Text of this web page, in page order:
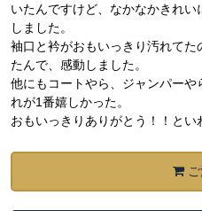
いたんですけど、なかなかきれ
しました。
袖口と衿がおもいっきり汚れてた
たんで、感動しました。
他にもコートやら、ジャンパーや
れが1番嬉しかった。
おもいっきりありがとう！！とい